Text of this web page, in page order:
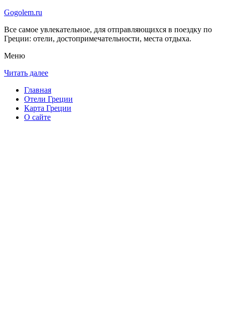
Gogolem.ru
Все самое увлекательное, для отправляющихся в поездку по
Греции: отели, достопримечательности, места отдыха.
Меню
Читать далее
Главная
Отели Греции
Карта Греции
О сайте